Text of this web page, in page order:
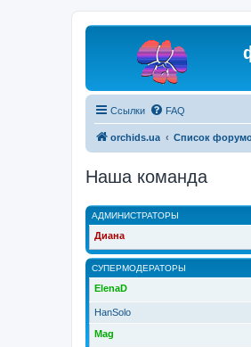
Ссылки FAQ
orchids.ua Список
Наша команда
АДМИНИСТРАТОРЫ
Диана
СУПЕРМОДЕРАТОРЫ
ElenaD
HanSolo
Mag